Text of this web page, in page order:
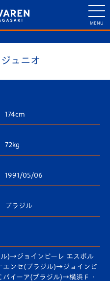
ュニオ
174cm
72kg
1991/05/06
ブラジル
)→ジョインビーレ エスポル
ンセ(ブラジル)→ジョインビ
イーア(ブラジル)→横浜Ｆ・